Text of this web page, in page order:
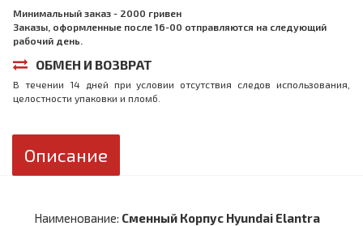
Минимальный заказ - 2000 гривен
Заказы, оформленные после 16-00 отправляются на следующий
рабочий день.
ОБМЕН И ВОЗВРАТ
В течении 14 дней при условии отсутствия следов использования,
целостности упаковки и пломб.
Описание
Наименование: Сменный Корпус Hyundai Elantra